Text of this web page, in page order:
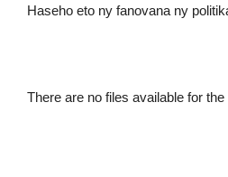
Haseho eto ny fanovana ny
There are no files available for